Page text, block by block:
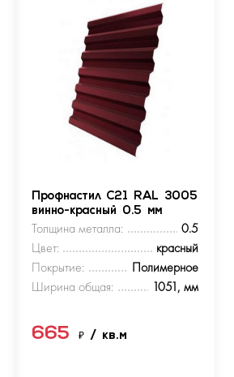
Профнастил С21 RAL 3005
винно-красный 0.5 мм
Толщина металла:
0.5
Цвет:
красный
Покрытие:
Полимерное
Ширина общая:
1051, мм
665 ₽ / кв.м